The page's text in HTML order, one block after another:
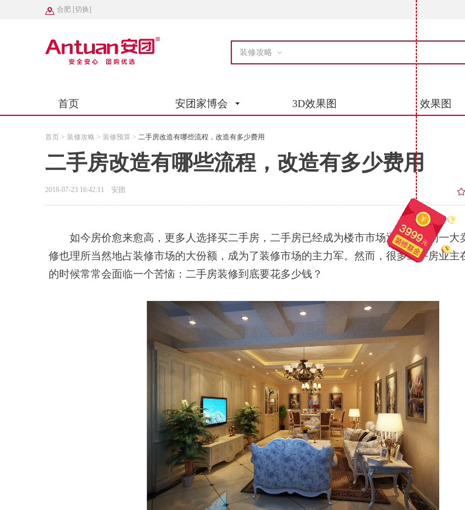
合肥 [切换]
装修攻略
首页 安团家博会 3D效果图 效果图
首页 > 装修攻略 > 装修预算 > 二手房改造有哪些流程，改造有多少费用
二手房改造有哪些流程，改造有多少费用
2018-07-23 16:42:11 安团
如今房价愈来愈高，更多人选择买二手房，二手房已经成为楼市市场逐年飙升的一大
修也理所当然地占装修市场的大份额，成为了装修市场的主力军。然而，很多二手房业主
的时候常常会面临一个苦恼：二手房装修到底要花多少钱？